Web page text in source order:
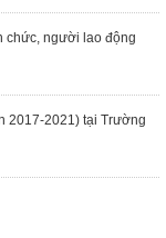
chức, người lao động
2017-2021) tại Trường